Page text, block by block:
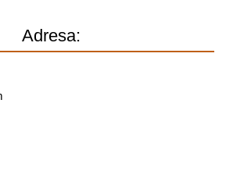
Adresa: